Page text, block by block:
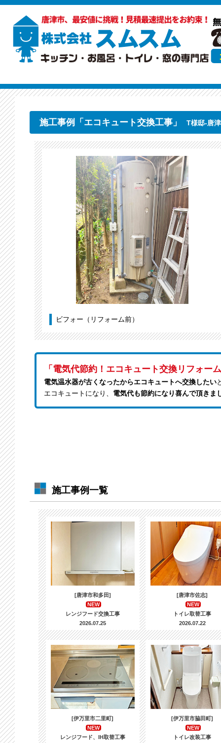
施工事例「エコキュート交換工事」 T様邸-唐
ビフォー（リフォーム前）
「電気代節約！エコキュート交換リフォー
電気温水器が古くなったからエコキュートへ交換したい
エコキュートになり、 電気代も節約になり喜んで頂きま
施工事例一覧
[唐津市和多田]
NEW
レンジフード交換工事
2026.07.25
[唐津市佐志]
NEW
トイレ取替工事
2026.07.22
[伊万里市二里町]
NEW
レンジフード、IH取替工事
[伊万里市脇田町]
NEW
トイレ改装工事